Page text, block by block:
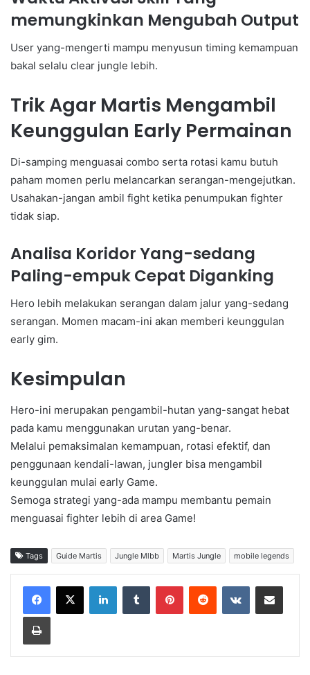
memungkinkan Mengubah Output
User yang-mengerti mampu menyusun timing kemampuan
bakal selalu clear jungle lebih.
Trik Agar Martis Mengambil
Keunggulan Early Permainan
Di-samping menguasai combo serta rotasi kamu butuh
paham momen perlu melancarkan serangan-mengejutkan.
Usahakan-jangan ambil fight ketika penumpukan fighter
tidak siap.
Analisa Koridor Yang-sedang
Paling-empuk Cepat Diganking
Hero lebih melakukan serangan dalam jalur yang-sedang
serangan. Momen macam-ini akan memberi keunggulan
early gim.
Kesimpulan
Hero-ini merupakan pengambil-hutan yang-sangat hebat
pada kamu menggunakan urutan yang-benar.
Melalui pemaksimalan kemampuan, rotasi efektif, dan
penggunaan kendali-lawan, jungler bisa mengambil
keunggulan mulai early Game.
Semoga strategi yang-ada mampu membantu pemain
menguasai fighter lebih di area Game!
Tags Guide Martis Jungle Mlbb Martis Jungle mobile legends